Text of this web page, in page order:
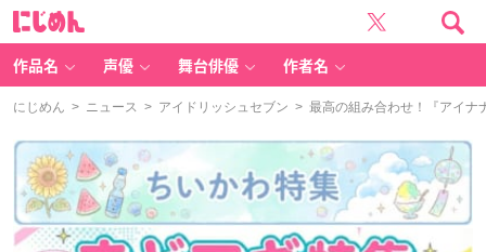
作品名 声優 舞台俳優 作者名
にじめん > ニュース > アイドリッシュセブン > 最高の組み合わせ！『アイナ